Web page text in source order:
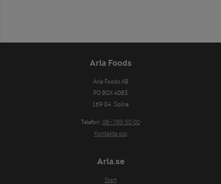
Arla Foods
Arla Foods AB
PO BOX 4083
169 04  Solna
Telefon: 08−789 50 00
Kontakta oss
Arla.se
Start